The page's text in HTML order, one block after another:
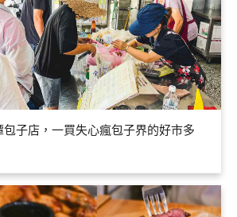
包子店，一買失心瘋包子界的好市多